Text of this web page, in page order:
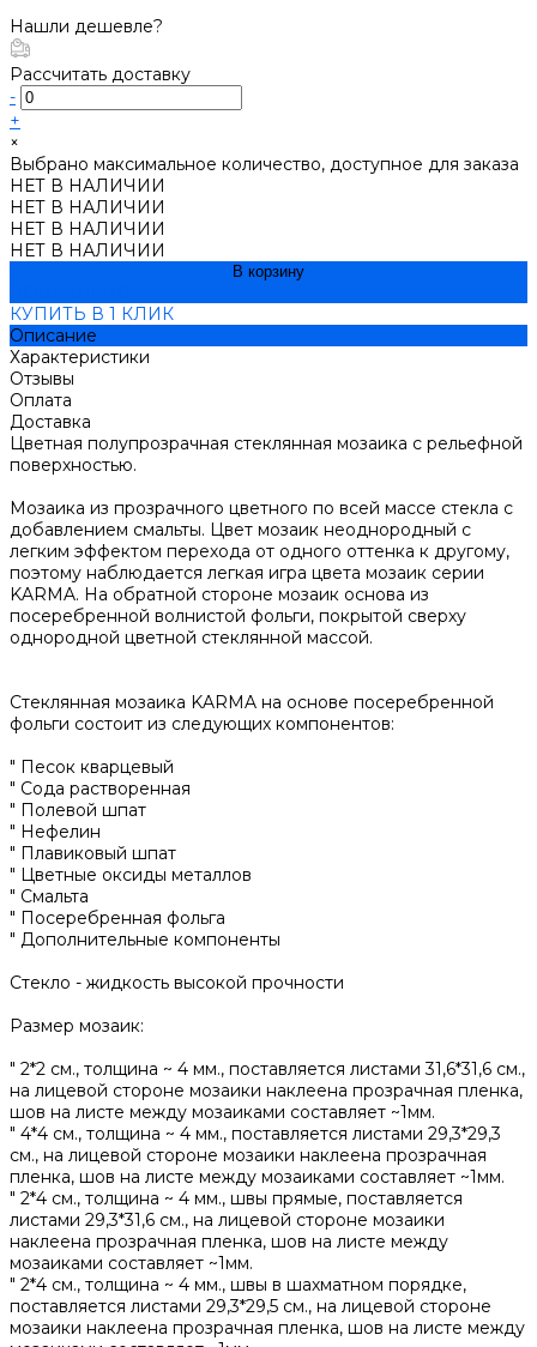
Нашли дешевле?
Рассчитать доставку
-
+
×
Выбрано максимальное количество, доступное для заказа
НЕТ В НАЛИЧИИ
НЕТ В НАЛИЧИИ
НЕТ В НАЛИЧИИ
НЕТ В НАЛИЧИИ
В корзину
КУПИТЬ В 1 КЛИК
Описание
Характеристики
Отзывы
Оплата
Доставка
Цветная полупрозрачная стеклянная мозаика с рельефной
поверхностью.
Мозаика из прозрачного цветного по всей массе стекла с
добавлением смальты. Цвет мозаик неоднородный с
легким эффектом перехода от одного оттенка к другому,
поэтому наблюдается легкая игра цвета мозаик серии
KARMA. На обратной стороне мозаик основа из
посеребренной волнистой фольги, покрытой сверху
однородной цветной стеклянной массой.
Стеклянная мозаика KARMA на основе посеребренной
фольги состоит из следующих компонентов:
" Песок кварцевый
" Сода растворенная
" Полевой шпат
" Нефелин
" Плавиковый шпат
" Цветные оксиды металлов
" Смальта
" Посеребренная фольга
" Дополнительные компоненты
Стекло - жидкость высокой прочности
Размер мозаик:
" 2*2 см., толщина ~ 4 мм., поставляется листами 31,6*31,6 см.,
на лицевой стороне мозаики наклеена прозрачная пленка,
шов на листе между мозаиками составляет ~1мм.
" 4*4 см., толщина ~ 4 мм., поставляется листами 29,3*29,3
см., на лицевой стороне мозаики наклеена прозрачная
пленка, шов на листе между мозаиками составляет ~1мм.
" 2*4 см., толщина ~ 4 мм., швы прямые, поставляется
листами 29,3*31,6 см., на лицевой стороне мозаики
наклеена прозрачная пленка, шов на листе между
мозаиками составляет ~1мм.
" 2*4 см., толщина ~ 4 мм., швы в шахматном порядке,
поставляется листами 29,3*29,5 см., на лицевой стороне
мозаики наклеена прозрачная пленка, шов на листе между